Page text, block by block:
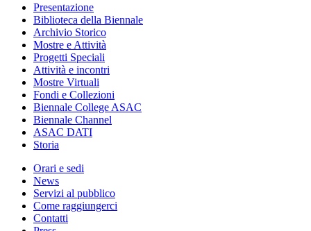
Presentazione
Biblioteca della Biennale
Archivio Storico
Mostre e Attività
Progetti Speciali
Attività e incontri
Mostre Virtuali
Fondi e Collezioni
Biennale College ASAC
Biennale Channel
ASAC DATI
Storia
Orari e sedi
News
Servizi al pubblico
Come raggiungerci
Contatti